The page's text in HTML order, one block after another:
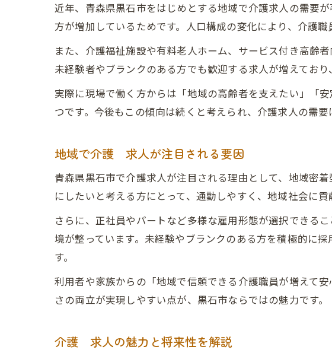
ブ
ブラ
ブ
再
経
介
働
介
働
介
資格取
資
近年、青森県黒石市をはじめとする地域で介護求人の需要
方が増加しているためです。人口構成の変化により、介護
また、介護福祉施設や有料老人ホーム、サービス付き高齢
未経験者やブランクのある方でも歓迎する求人が増えてお
実際に現場で働く方からは「地域の高齢者を支えたい」「
つです。今後もこの傾向は続くと考えられ、介護求人の需要
地域で介護 求人が注目される要因
青森県黒石市で介護求人が注目される理由として、地域密
にしたいと考える方にとって、通勤しやすく、地域社会に貢
さらに、正社員やパートなど多様な雇用形態が選択できる
境が整っています。未経験やブランクのある方を積極的に
す。
利用者や家族からの「地域で信頼できる介護職員が増えて
さの両立が実現しやすい点が、黒石市ならではの魅力です。
介護 求人の魅力と将来性を解説